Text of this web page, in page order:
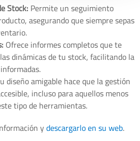
Stock: Permite un seguimiento
asegurando que siempre sepas
Ofrece informes completos que te
dinámicas de tu stock, facilitando la
diseño amigable hace que la gestión
incluso para aquellos menos
tipo de herramientas.
ydescargarlo en su web.